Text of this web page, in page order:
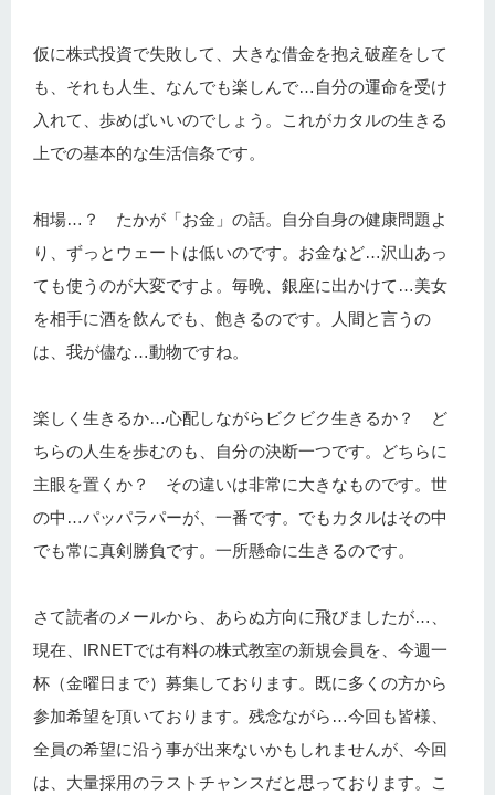
仮に株式投資で失敗して、大きな借金を抱え破産をして
も、それも人生、なんでも楽しんで…自分の運命を受け
入れて、歩めばいいのでしょう。これがカタルの生きる
上での基本的な生活信条です。
相場…？ たかが「お金」の話。自分自身の健康問題よ
り、ずっとウェートは低いのです。お金など…沢山あっ
ても使うのが大変ですよ。毎晩、銀座に出かけて…美女
を相手に酒を飲んでも、飽きるのです。人間と言うの
は、我が儘な…動物ですね。
楽しく生きるか…心配しながらビクビク生きるか？ ど
ちらの人生を歩むのも、自分の決断一つです。どちらに
主眼を置くか？ その違いは非常に大きなものです。世
の中…パッパラパーが、一番です。でもカタルはその中
でも常に真剣勝負です。一所懸命に生きるのです。
さて読者のメールから、あらぬ方向に飛びましたが…、
現在、IRNETでは有料の株式教室の新規会員を、今週一
杯（金曜日まで）募集しております。既に多くの方から
参加希望を頂いております。残念ながら…今回も皆様、
全員の希望に沿う事が出来ないかもしれませんが、今回
は、大量採用のラストチャンスだと思っております。こ